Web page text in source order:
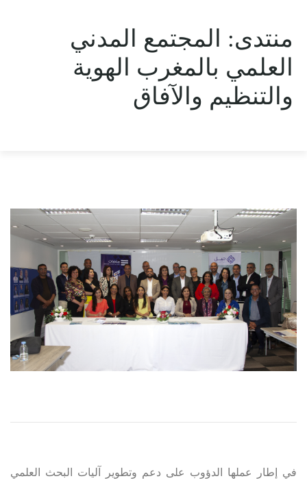
منتدى: المجتمع المدني
العلمي بالمغرب الهوية
والتنظيم والآفاق
في إطار عملها الدؤوب على دعم وتطوير آليات البحث العلمي